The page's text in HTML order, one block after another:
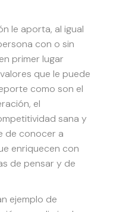
le aporta, al igual
con o sin
primer lugar
que le puede
como son el
el
sana y
de conocer a
enriquecen con
de pensar y de
ejemplo de